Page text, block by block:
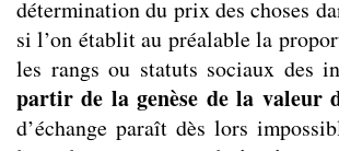
détermination du prix des choses
si l’on établit au préalable la
les rangs ou statuts sociaux des
partir de la genèse de la valeur
d’échange paraît dès lors